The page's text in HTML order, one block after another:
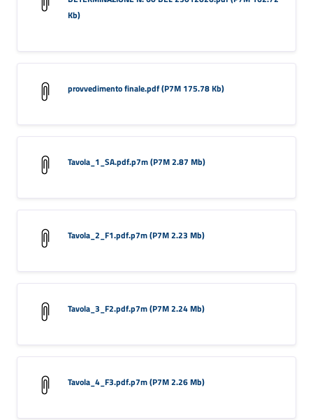
Kb)
provvedimento finale.pdf (P7M 175.78 Kb)
Tavola_1_SA.pdf.p7m (P7M 2.87 Mb)
Tavola_2_F1.pdf.p7m (P7M 2.23 Mb)
Tavola_3_F2.pdf.p7m (P7M 2.24 Mb)
Tavola_4_F3.pdf.p7m (P7M 2.26 Mb)